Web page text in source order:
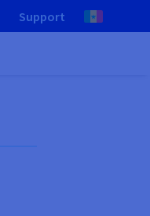
Support